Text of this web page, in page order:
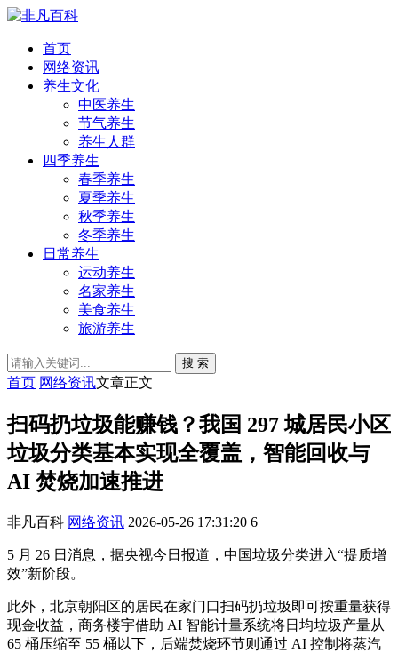
首页
网络资讯
养生文化
中医养生
节气养生
养生人群
四季养生
春季养生
夏季养生
秋季养生
冬季养生
日常养生
运动养生
名家养生
美食养生
旅游养生
搜 索
首页 网络资讯文章正文
扫码扔垃圾能赚钱？我国 297 城居民小区
垃圾分类基本实现全覆盖，智能回收与
AI 焚烧加速推进
非凡百科 网络资讯 2026-05-26 17:31:20 6
5 月 26 日消息，据央视今日报道，中国垃圾分类进入“提质增
效”新阶段。
此外，北京朝阳区的居民在家门口扫码扔垃圾即可按重量获得
现金收益，商务楼宇借助 AI 智能计量系统将日均垃圾产量从
65 桶压缩至 55 桶以下，后端焚烧环节则通过 AI 控制将蒸汽